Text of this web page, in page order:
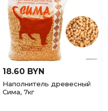
18.60 BYN
Наполнитель древесный
Сима, 7кг